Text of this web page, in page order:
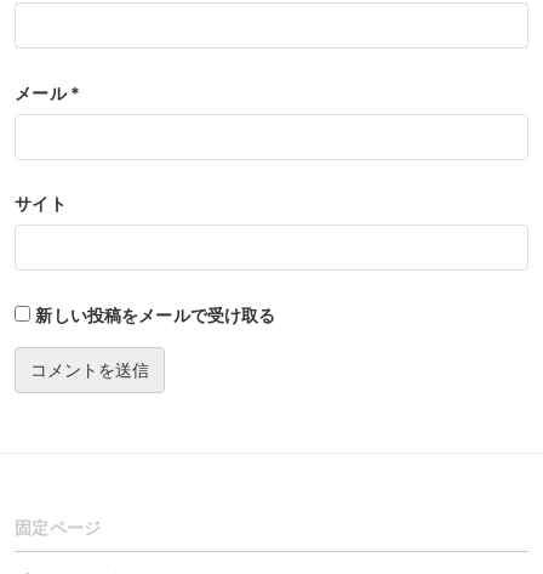
メール*
サイト
新しい投稿をメールで受け取る
固定ページ